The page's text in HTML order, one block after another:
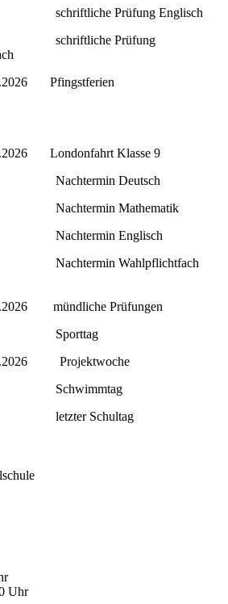
schriftliche Prüfung Englisch
schriftliche Prüfung
Pfingstferien
Londonfahrt Klasse 9
Nachtermin Deutsch
Nachtermin Mathematik
Nachtermin Englisch
Nachtermin Wahlpflichtfach
mündliche Prüfungen
Sporttag
Projektwoche
Schwimmtag
letzter Schultag
Uhr